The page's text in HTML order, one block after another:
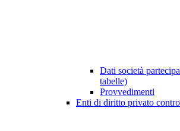
Dati società
tabelle)
Provvedimenti
Enti di diritto privato